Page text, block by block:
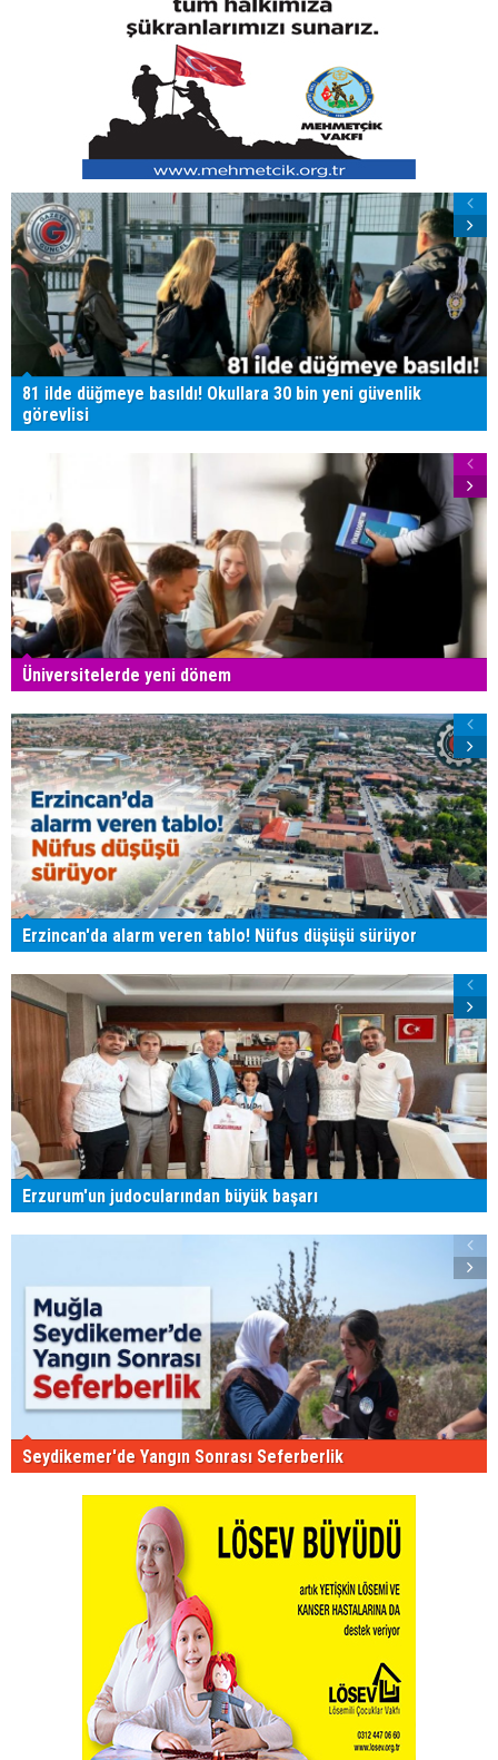
81 ilde düğmeye basıldı! Okullara 30 bin yeni güvenlik
görevlisi
Üniversitelerde yeni dönem
Erzincan'da alarm veren tablo! Nüfus düşüşü sürüyor
Erzurum'un judocularından büyük başarı
Seydikemer'de Yangın Sonrası Seferberlik